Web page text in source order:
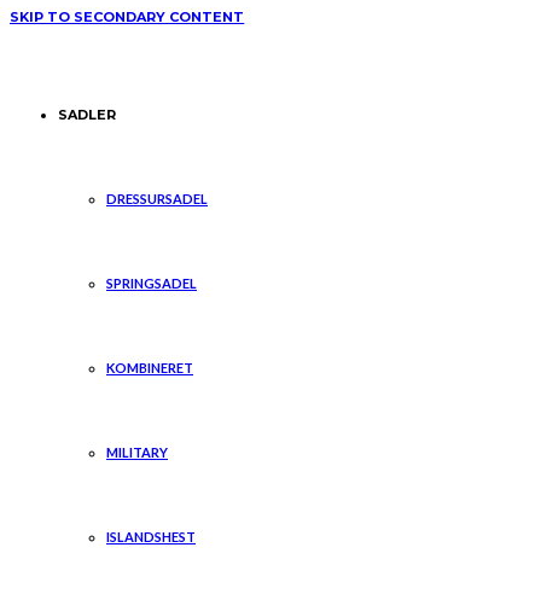
SKIP TO SECONDARY CONTENT
SADLER
DRESSURSADEL
SPRINGSADEL
KOMBINERET
MILITARY
ISLANDSHEST